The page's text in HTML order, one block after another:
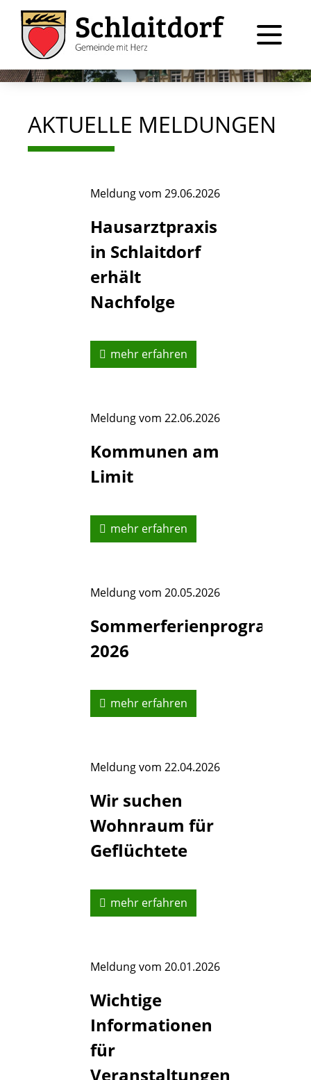
AKTUELLE MELDUNGEN
Meldung vom 29.06.2026
Hausarztpraxis
in Schlaitdorf
erhält
Nachfolge
mehr erfahren
Meldung vom 22.06.2026
Kommunen am
Limit
mehr erfahren
Meldung vom 20.05.2026
Sommerferienprogramm
2026
mehr erfahren
Meldung vom 22.04.2026
Wir suchen
Wohnraum für
Geflüchtete
mehr erfahren
Meldung vom 20.01.2026
Wichtige
Informationen
für
Veranstaltungen